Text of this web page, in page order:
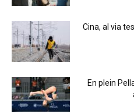
Cina, al via
En plein